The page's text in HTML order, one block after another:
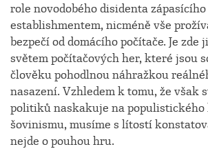
role novodobého disidenta
establishmentem, nicméně vše
bezpečí od domácího počítače. Je zde
světem počítačových her, které jsou
člověku pohodlnou náhražkou
nasazení. Vzhledem k tomu, že však
politiků naskakuje na
šovinismu, musíme s lítostí
nejde o pouhou hru.